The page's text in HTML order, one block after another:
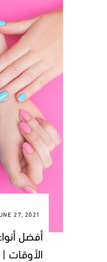
27, 2021
أفضل
الأوقات